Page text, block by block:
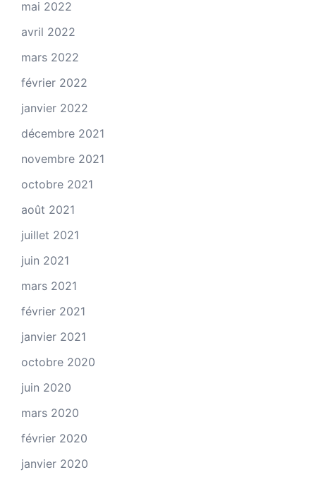
mai 2022
avril 2022
mars 2022
février 2022
janvier 2022
décembre 2021
novembre 2021
octobre 2021
août 2021
juillet 2021
juin 2021
mars 2021
février 2021
janvier 2021
octobre 2020
juin 2020
mars 2020
février 2020
janvier 2020